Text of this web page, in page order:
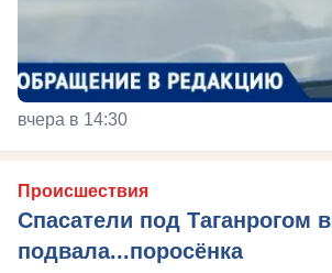
вчера в 14:30
Происшествия
Спасатели под Таганрогом
подвала...поросёнка